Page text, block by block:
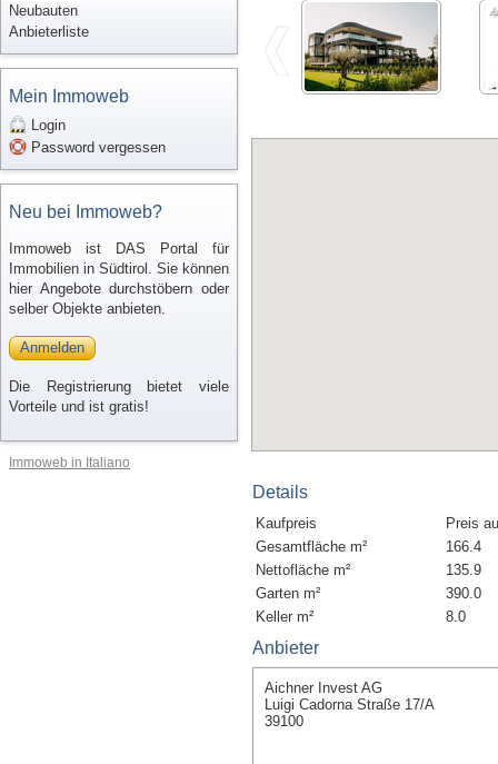
Neubauten
Anbieterliste
Mein Immoweb
Login
Password vergessen
Neu bei Immoweb?
Immoweb ist DAS Portal für
Immobilien in Südtirol. Sie können
hier Angebote durchstöbern oder
selber Objekte anbieten.
Anmelden
Die Registrierung bietet viele
Vorteile und ist gratis!
Immoweb in Italiano
Details
Kaufpreis
Preis
Gesamtfläche m²
166.4
Nettofläche m²
135.9
Garten m²
390.0
Keller m²
8.0
Anbieter
Aichner Invest AG
Luigi Cadorna Straße 17/A
39100